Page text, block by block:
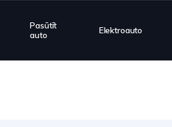
Pasūtīt
auto
Elektroauto